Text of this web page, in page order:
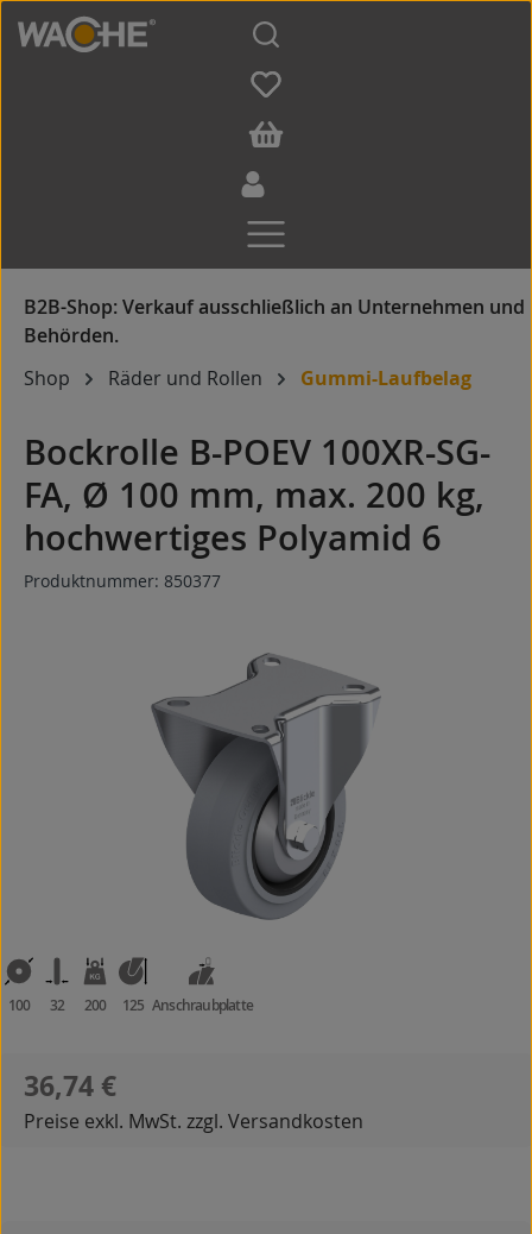
Zum Hauptinhalt springen
Shop Räder und Rollen Gummi-Laufbelag
Bockrolle B-POEV 100XR-SG-
FA, Ø 100 mm, max. 200 kg,
hochwertiges Polyamid 6
Produktnummer: 850377
100 32 200 125 Anschraubplatte
Regulärer Preis:
36,74 €
Preise exkl. MwSt. zzgl. Versandkosten